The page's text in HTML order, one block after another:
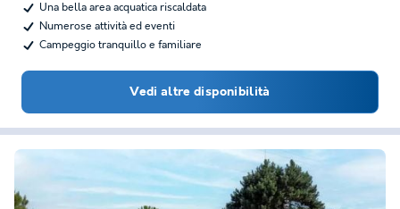
Una bella area acquatica riscaldata
Numerose attività ed eventi
Campeggio tranquillo e familiare
Vedi altre disponibilità